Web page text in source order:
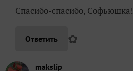
Спасибо-спасибо, Софьюшка!
Ответить ✿
makslip